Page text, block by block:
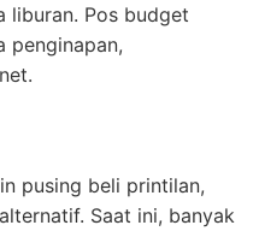
liburan. Pos budget
penginapan,
pusing beli printilan,
Saat ini, banyak